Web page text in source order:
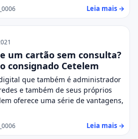
Leia mais →
um cartão sem consulta?
consignado Cetelem
que também é administrador
e também de seus próprios
oferece uma série de vantagens,
Leia mais →